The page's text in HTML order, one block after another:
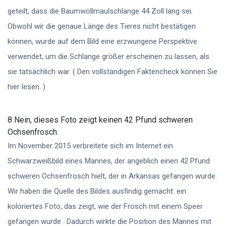
geteilt, dass die Baumwollmaulschlange 44 Zoll lang sei.
Obwohl wir die genaue Länge des Tieres nicht bestätigen
können, wurde auf dem Bild eine erzwungene Perspektive
verwendet, um die Schlange größer erscheinen zu lassen, als
sie tatsächlich war. ( Den vollständigen Faktencheck können Sie
hier lesen. )
8 Nein, dieses Foto zeigt keinen 42 Pfund schweren
Ochsenfrosch.
Im November 2015 verbreitete sich im Internet ein
Schwarzweißbild eines Mannes, der angeblich einen 42 Pfund
schweren Ochsenfrosch hielt, der in Arkansas gefangen wurde.
Wir haben die Quelle des Bildes ausfindig gemacht: ein
koloriertes Foto, das zeigt, wie der Frosch mit einem Speer
gefangen wurde . Dadurch wirkte die Position des Mannes mit